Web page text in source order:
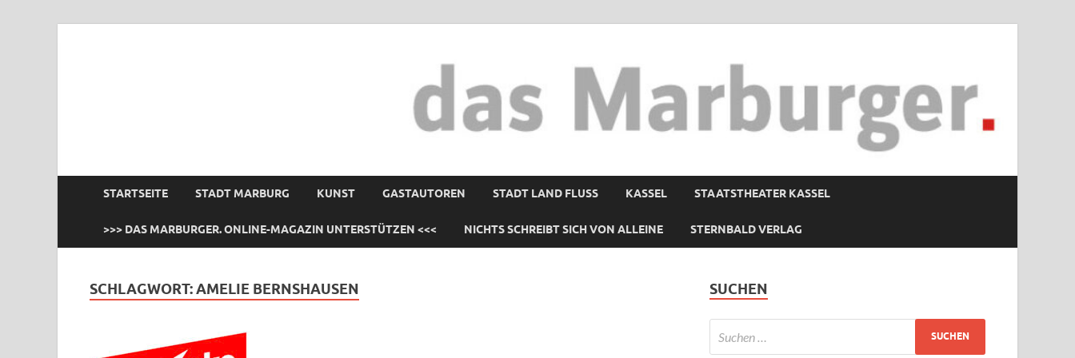
STARTSEITE STADT MARBURG KUNST GASTAUTOREN STADT LAND FLUSS KASSEL STAATSTHEATER KASSEL
>>> DAS MARBURGER. ONLINE-MAGAZIN UNTERSTÜTZEN <<< NICHTS SCHREIBT SICH VON ALLEINE STERNBALD VERLAG
SCHLAGWORT:AMELIE BERNSHAUSEN SUCHEN